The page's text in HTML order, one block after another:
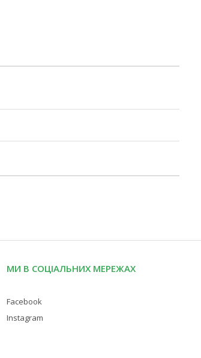
МИ В СОЦІАЛЬНИХ МЕРЕЖАХ
Facebook
Instagram